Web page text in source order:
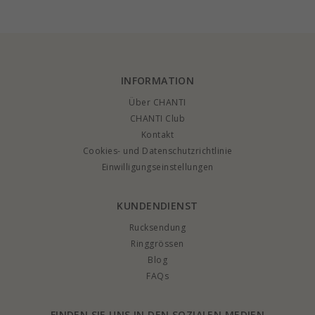
INFORMATION
Über CHANTI
CHANTI Club
Kontakt
Cookies- und Datenschutzrichtlinie
Einwilligungseinstellungen
KUNDENDIENST
Rucksendung
Ringgrössen
Blog
FAQs